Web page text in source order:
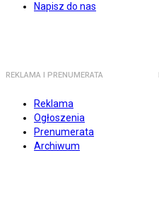
Napisz do nas
REKLAMA I PRENUMERATA
Reklama
Ogłoszenia
Prenumerata
Archiwum